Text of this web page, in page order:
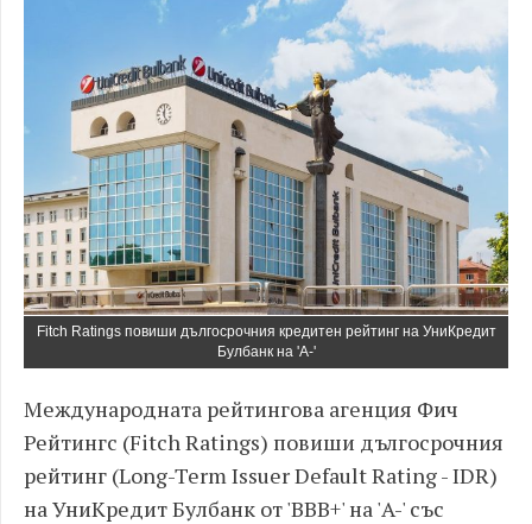
Fitch Ratings повиши дългосрочния кредитен рейтинг на УниКредит
Булбанк на 'A-'
Международната рейтингова агенция Фич
Рейтингс (Fitch Ratings) повиши дългосрочния
рейтинг (Long-Term Issuer Default Rating - IDR)
на УниКредит Булбанк от 'BBB+' на 'A-' със